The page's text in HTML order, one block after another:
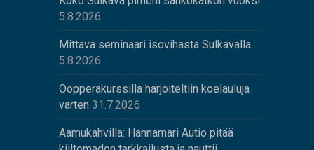
5.8.2026
Mittava seminaari isovihasta Sulkavalla
5.8.2026
Oopperakurssilla harjoiteltiin koelauluja
varten 31.7.2026
Aamukahvilla: Hannamari Autio pitää